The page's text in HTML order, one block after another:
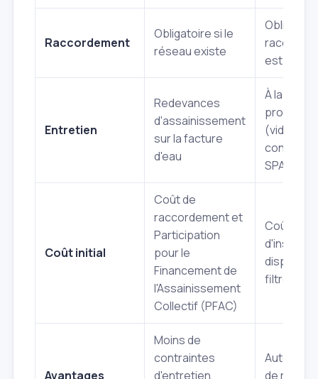
Raccordement
Obligatoire si le
réseau existe
est
Entretien
Redevances
d'assainissement
sur la facture
d'eau
À la
contrôles
SPANC)
Coût initial
Coût de
raccordement et
Participation
pour le
Financement de
l'Assainissement
Collectif (PFAC)
Coût
dispositif
filtre,
Avantages
Moins de
contraintes
d'entretien,
de